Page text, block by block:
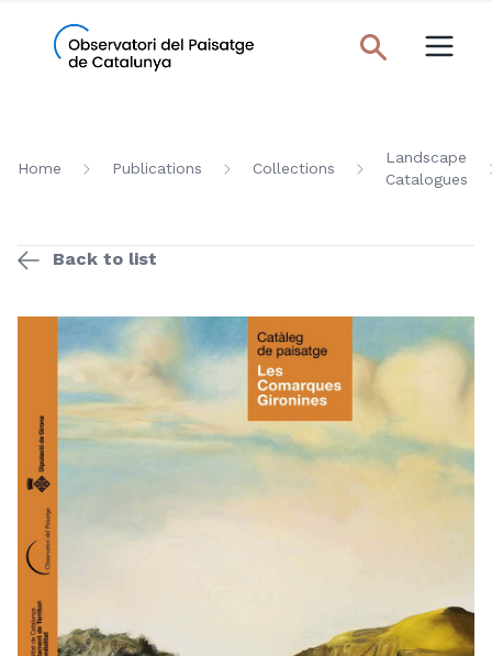
Home Publications Collections
Landscape
Catalogues
Back to list